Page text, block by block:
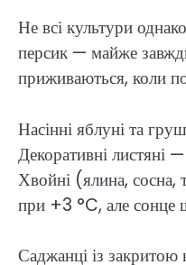
Не всі культури
персик — майже
приживаються, коли
Насінні яблуні та
Декоративні листяні
Хвойні (ялина, сосна,
при +3 °C, але сонце
Саджанці із